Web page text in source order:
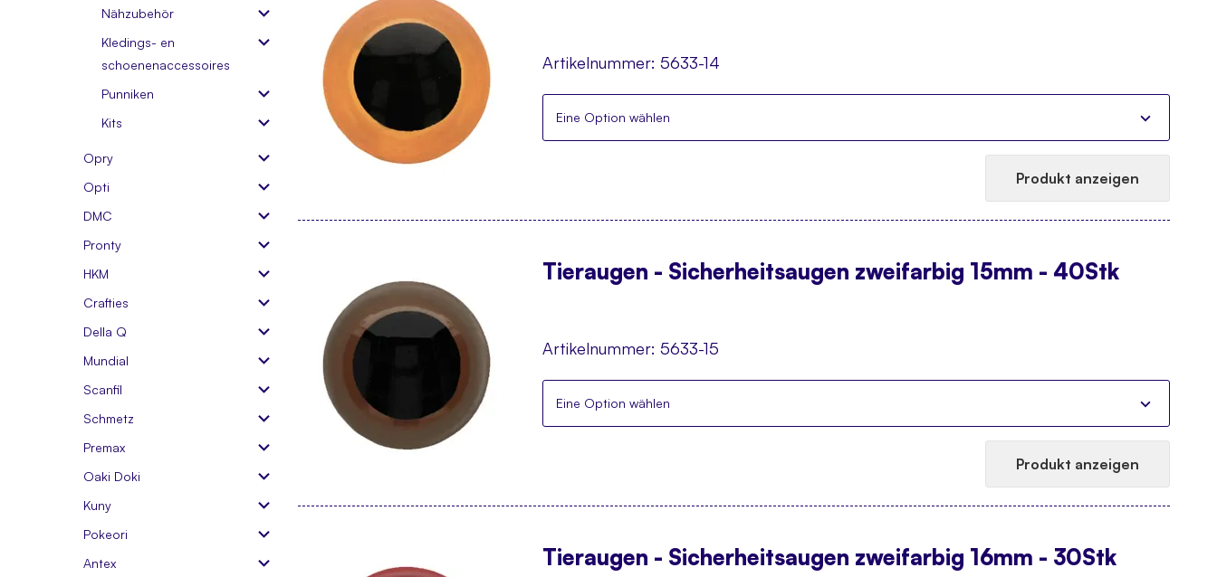
Artikelnummer: 5633-14
Eine Option wählen
Produkt anzeigen
Tieraugen - Sicherheitsaugen zweifarbig 15mm - 40Stk
Artikelnummer: 5633-15
Eine Option wählen
Produkt anzeigen
Tieraugen - Sicherheitsaugen zweifarbig 16mm - 30Stk
Nähzubehör
Kledings- en
schoenenaccessoires
Punniken
Kits
Opry
Opti
DMC
Pronty
HKM
Crafties
Della Q
Mundial
Scanfil
Schmetz
Premax
Oaki Doki
Kuny
Pokeori
Antex